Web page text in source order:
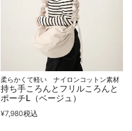
柔らかくて軽い ナイロンコットン素材
持ち手ころんとフリルころんと
ポーチL（ベージュ）
¥7,980税込